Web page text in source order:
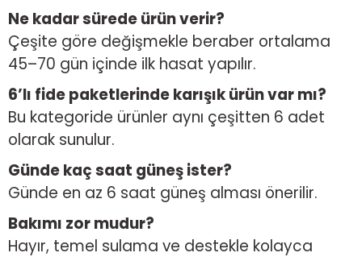
Ne kadar sürede ürün verir?
Çeşite göre değişmekle beraber ortalama
45–70 gün içinde ilk hasat yapılır.
6’lı fide paketlerinde karışık ürün var mı?
Bu kategoride ürünler aynı çeşitten 6 adet
olarak sunulur.
Günde kaç saat güneş ister?
Günde en az 6 saat güneş alması önerilir.
Bakımı zor mudur?
Hayır, temel sulama ve destekle kolayca